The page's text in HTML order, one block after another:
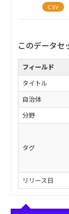
CSV
このデータセ
フィールド
タイトル
自治体
分野
タグ
リリース日